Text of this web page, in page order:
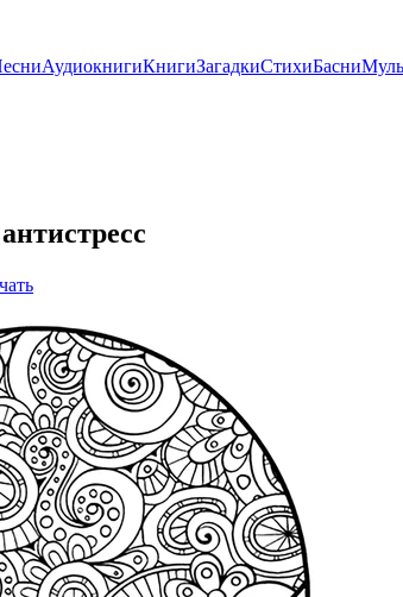
АудиокнигиКнигиЗагадкиСтихиБасни